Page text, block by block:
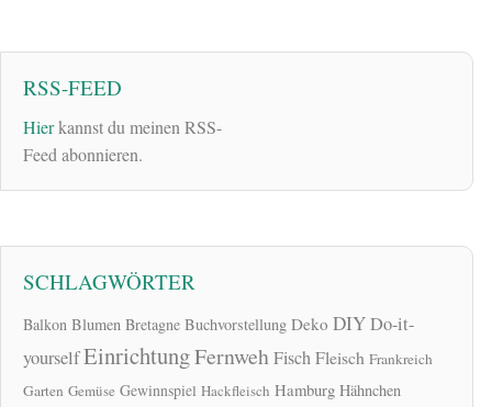
RSS-FEED
Hierkannst du meinen RSS-
Feed abonnieren.
SCHLAGWÖRTER
Balkon Blumen Bretagne Buchvorstellung Deko DIYDo-it-
yourselfEinrichtungFernwehFischFleisch Frankreich
Garten Gemüse Gewinnspiel Hackfleisch Hamburg Hähnchen